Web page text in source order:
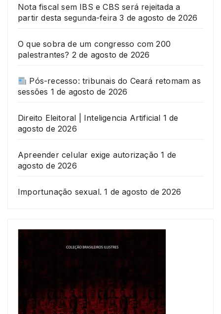
Nota fiscal sem IBS e CBS será rejeitada a
partir desta segunda-feira 3 de agosto de 2026
O que sobra de um congresso com 200
palestrantes? 2 de agosto de 2026
Pós-recesso: tribunais do Ceará retomam as
sessões 1 de agosto de 2026
Direito Eleitoral | Inteligencia Artificial 1 de
agosto de 2026
Apreender celular exige autorização 1 de
agosto de 2026
Importunação sexual. 1 de agosto de 2026